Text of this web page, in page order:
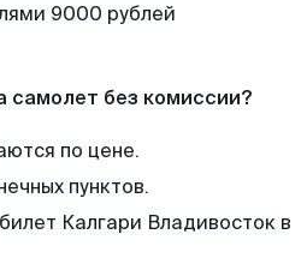
9000 рублей
самолет без комиссии?
по цене.
пунктов.
Калгари Владивосток в